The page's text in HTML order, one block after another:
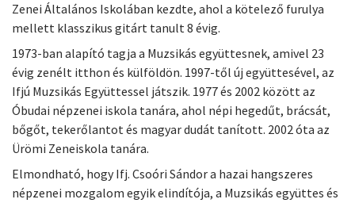
Zenei Általános Iskolában kezdte, ahol a kötelező furulya
mellett klasszikus gitárt tanult 8 évig.
1973-ban alapító tagja a Muzsikás együttesnek, amivel 23
évig zenélt itthon és külföldön. 1997-től új együttesével, az
Ifjú Muzsikás Együttessel játszik. 1977 és 2002 között az
Óbudai népzenei iskola tanára, ahol népi hegedűt, brácsát,
bőgőt, tekerőlantot és magyar dudát tanított. 2002 óta az
Ürömi Zeneiskola tanára.
Elmondható, hogy Ifj. Csoóri Sándor a hazai hangszeres
népzenei mozgalom egyik elindítója, a Muzsikás együttes és